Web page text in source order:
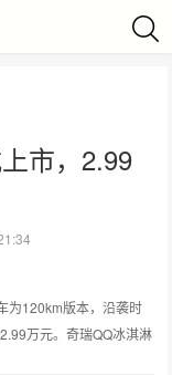
市，2.99
为120km版本，沿袭时
万元。奇瑞QQ冰淇淋